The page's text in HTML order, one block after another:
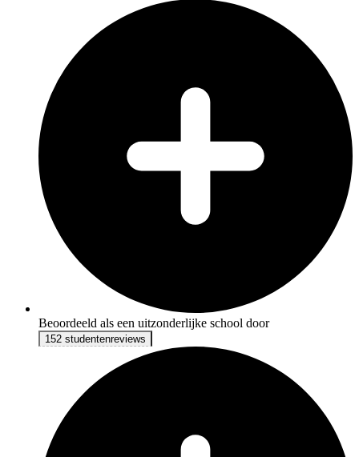
Beoordeeld als een uitzonderlijke school door
152 studentenreviews